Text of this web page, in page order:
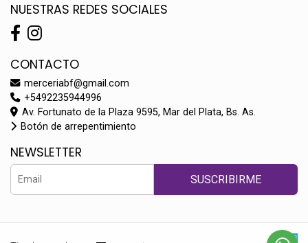
NUESTRAS REDES SOCIALES
CONTACTO
merceriabf@gmail.com
+5492235944996
Av. Fortunato de la Plaza 9595, Mar del Plata, Bs. As.
Botón de arrepentimiento
NEWSLETTER
SUSCRIBIRME